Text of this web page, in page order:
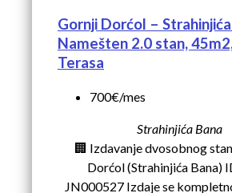
Gornji Dorćol –
Namešten 2.0 stan,
Terasa
700€/mes
Strahinjića Bana
🏢 Izdavanje dvosobnog
Dorćol (Strahinjića Bana)
JN000527 Izdaje se